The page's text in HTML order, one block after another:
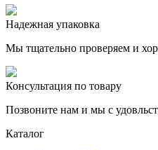
Надежная упаковка
Мы тщательно проверяем и
Консультация по товару
Позвоните нам и мы с
Каталог